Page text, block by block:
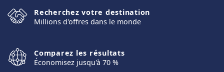
Recherchez votre destination
Millions d'offres dans le monde
Comparez les résultats
Économisez jusqu'à 70 %